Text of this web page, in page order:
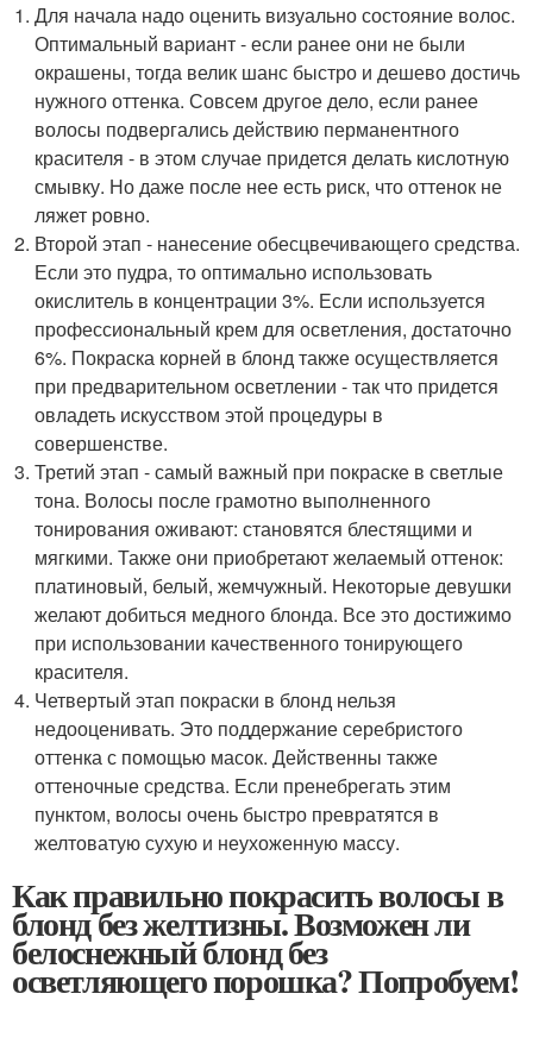
Для начала надо оценить визуально состояние волос.
Оптимальный вариант - если ранее они не были
окрашены, тогда велик шанс быстро и дешево достичь
нужного оттенка. Совсем другое дело, если ранее
волосы подвергались действию перманентного
красителя - в этом случае придется делать кислотную
смывку. Но даже после нее есть риск, что оттенок не
ляжет ровно.
Второй этап - нанесение обесцвечивающего средства.
Если это пудра, то оптимально использовать
окислитель в концентрации 3%. Если используется
профессиональный крем для осветления, достаточно
6%. Покраска корней в блонд также осуществляется
при предварительном осветлении - так что придется
овладеть искусством этой процедуры в
совершенстве.
Третий этап - самый важный при покраске в светлые
тона. Волосы после грамотно выполненного
тонирования оживают: становятся блестящими и
мягкими. Также они приобретают желаемый оттенок:
платиновый, белый, жемчужный. Некоторые девушки
желают добиться медного блонда. Все это достижимо
при использовании качественного тонирующего
красителя.
Четвертый этап покраски в блонд нельзя
недооценивать. Это поддержание серебристого
оттенка с помощью масок. Действенны также
оттеночные средства. Если пренебрегать этим
пунктом, волосы очень быстро превратятся в
желтоватую сухую и неухоженную массу.
Как правильно покрасить волосы в
блонд без желтизны. Возможен ли
белоснежный блонд без
осветляющего порошка? Попробуем!